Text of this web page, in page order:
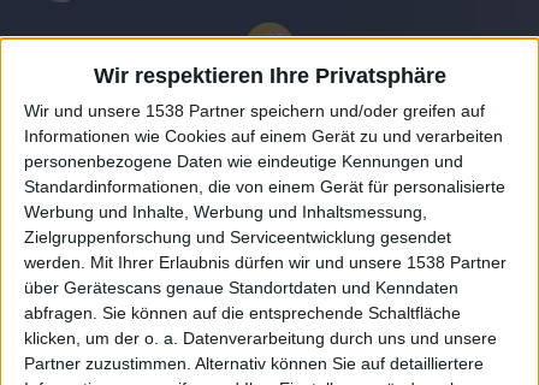
Wir respektieren Ihre Privatsphäre
Wir und unsere 1538 Partner speichern und/oder greifen auf
Informationen wie Cookies auf einem Gerät zu und verarbeiten
personenbezogene Daten wie eindeutige Kennungen und
Standardinformationen, die von einem Gerät für personalisierte
Werbung und Inhalte, Werbung und Inhaltsmessung,
Zielgruppenforschung und Serviceentwicklung gesendet
werden.
Mit Ihrer Erlaubnis dürfen wir und unsere 1538 Partner
über Gerätescans genaue Standortdaten und Kenndaten
abfragen. Sie können auf die entsprechende Schaltfläche
klicken, um der o. a. Datenverarbeitung durch uns und unsere
Partner zuzustimmen. Alternativ können Sie auf detailliertere
Auf DESMONDO findet Ihr Inspirationen für
individuelles, gemütliches und intelligentes Wohnen,
die aktuellsten Einrichtungstrends und Informatives zu
neuesten Smart Home Systemen.